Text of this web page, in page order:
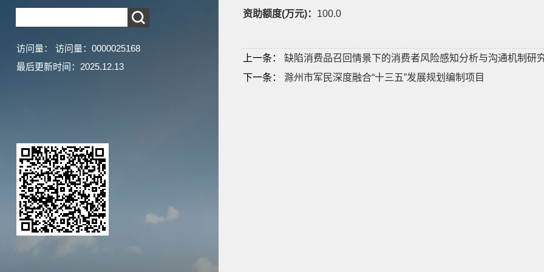
访问量： 访问量： 0000025168
最后更新时间： 2025.12.13
资助额度(万元)： 100.0
上一条：
缺陷消费品召回情景下的消费者风险感知分析与沟通机制研
下一条：
滁州市军民深度融合“十三五”发展规划编制项目